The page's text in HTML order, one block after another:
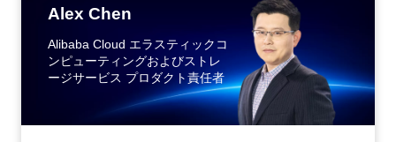
Alex Chen
Alibaba Cloud エラスティックコ
ンピューティングおよびストレ
ージサービス プロダクト責任者